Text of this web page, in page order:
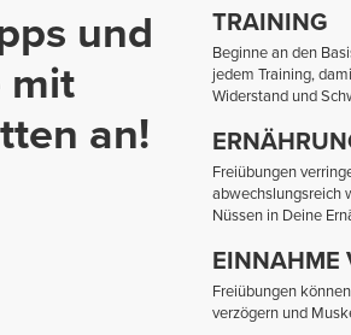
und
mit
an!
TRAINING
Beginne an den
jedem Training,
Widerstand und
Freiübungen
abwechslungsreich
Nüssen in Deine
EINNAHME
Freiübungen
verzögern und